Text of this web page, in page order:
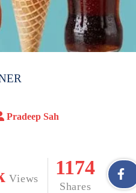
Pradeep Sah
Views
1174
Shares